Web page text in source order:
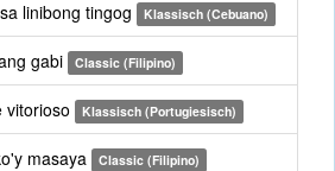
linibong tingog Klassisch (Cebuano)
gabi Classic (Filipino)
Klassisch (Portugiesisch)
masaya Classic (Filipino)